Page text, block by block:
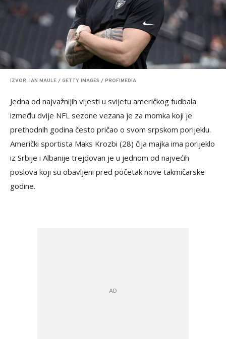
IZVOR: IAN MAULE / GETTY IMAGES / PROFIMEDIA
Jedna od najvažnijih vijesti u svijetu američkog fudbala
između dvije NFL sezone vezana je za momka koji je
prethodnih godina često pričao o svom srpskom porijeklu.
Američki sportista Maks Krozbi (28) čija majka ima porijeklo
iz Srbije i Albanije trejdovan je u jednom od najvećih
poslova koji su obavljeni pred početak nove takmičarske
godine.